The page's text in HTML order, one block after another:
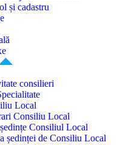
și cadastru
consilieri
Local
Consiliu Local
Consiliul Local
ședinței de Consiliu Local